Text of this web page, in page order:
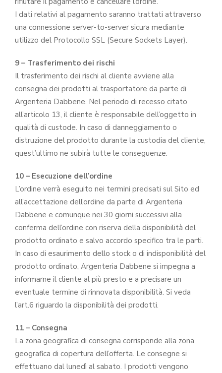
I dati relativi al pagamento saranno trattati attraverso
una connessione server-to-server sicura mediante
utilizzo del Protocollo SSL (Secure Sockets Layer).
9 – Trasferimento dei rischi
Il trasferimento dei rischi al cliente avviene alla
consegna dei prodotti al trasportatore da parte di
Argenteria Dabbene. Nel periodo di recesso citato
all’articolo 13, il cliente è responsabile dell’oggetto in
qualità di custode. In caso di danneggiamento o
distruzione del prodotto durante la custodia del cliente,
quest’ultimo ne subirà tutte le conseguenze.
10 – Esecuzione dell’ordine
L’ordine verrà eseguito nei termini precisati sul Sito ed
all’accettazione dell’ordine da parte di Argenteria
Dabbene e comunque nei 30 giorni successivi alla
conferma dell’ordine con riserva della disponibilità del
prodotto ordinato e salvo accordo specifico tra le parti.
In caso di esaurimento dello stock o di indisponibilità del
prodotto ordinato, Argenteria Dabbene si impegna a
informarne il cliente al più presto e a precisare un
eventuale termine di rinnovata disponibilità. Si veda
l’art.6 riguardo la disponibilità dei prodotti.
11 – Consegna
La zona geografica di consegna corrisponde alla zona
geografica di copertura dell’offerta. Le consegne si
effettuano dal lunedì al sabato. I prodotti vengono